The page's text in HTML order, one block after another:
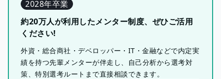
2028年卒業
約20万人が利用したメンター制度、ぜひご活用
ください!
外資・総合商社・デベロッパー・IT・金融などで内定実
績を持つ先輩メンターが伴走し、自己分析から選考対
策、特別選考ルートまで直接相談できます。